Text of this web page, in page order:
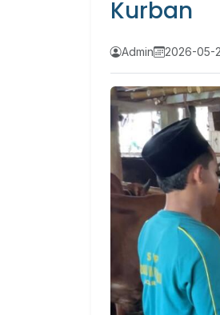
Kurban
Admin 2026-05-